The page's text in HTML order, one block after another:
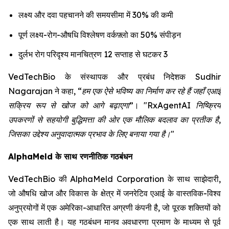
लक्ष्य और दवा पहचानने की समयसीमा में 30% की कमी
पूर्ण लक्ष्य-रोग-औषधि विश्लेषण वर्कफ़्लो का 50% संपीड़न
दुर्लभ रोग परिदृश्य मानचित्रण 12 सप्ताह से घटकर 3
VedTechBio के संस्थापक और प्रबंध निदेशक Sudhir
Nagarajan ने कहा, “हम एक ऐसे भविष्य का निर्माण कर रहे हैं जहाँ एआई
सक्रिय रूप से खोज को आगे बढ़ाएगा” ।"RxAgentAI निष्क्रिय
उपकरणों से सहयोगी बुद्धिमत्ता की ओर एक मौलिक बदलाव का प्रतीक है,
जिसका उद्देश्य अनुवादात्मक प्रभाव के लिए बनाया गया है।"
AlphaMeld के साथ रणनीतिक गठबंधन
VedTechBio की AlphaMeld Corporation के साथ साझेदारी,
जो औषधि खोज और विकास के क्षेत्र में जनरेटिव एआई के वास्तविक-विश्व
अनुप्रयोगों में एक अमेरिका-आधारित अग्रणी कंपनी है, जो पूरक शक्तियों को
एक साथ लाती है। यह गठबंधन मानव अवधारणा प्रमाण के माध्यम से पूर्व